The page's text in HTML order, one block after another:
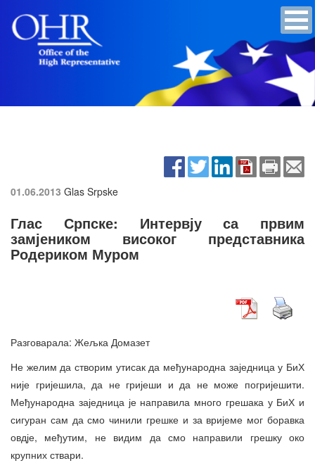
01.06.2013 Glas Srpske
Глас Српске: Интервју са првим
замјеником високог представника
Родериком Муром
Разговарала: Жељка Домазет
Не желим да створим утисак да међународна заједница у БиХ
није гријешила, да не гријеши и да не може погријешити.
Међународна заједница је направила много грешака у БиХ и
сигуран сам да смо чинили грешке и за вријеме мог боравка
овдје, међутим, не видим да смо направили грешку око
крупних ствари.